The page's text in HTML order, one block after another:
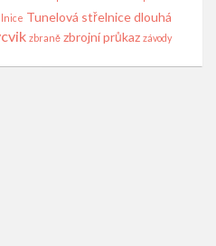
Tunelová střelnice dlouhá
zbraně zbrojní průkaz závody